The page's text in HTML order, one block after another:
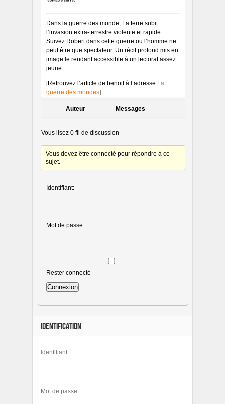
Dans la guerre des monde, La terre subit
l’invasion extra-terrestre violente et rapide.
Suivez Robert dans cette guerre ou l’homme ne
peut être que spectateur. Un récit profond mis en
image le rendant accessible à un lectorat assez
jeune.
[Retrouvez l’article de benoit à l’adresse La
guerre des mondes]
Auteur Messages
Vous lisez 0 fil de discussion
Vous devez être connecté pour répondre à ce
sujet.
Identifiant:
Mot de passe:
Rester connecté
Connexion
IDENTIFICATION
Identifiant:
Mot de passe: